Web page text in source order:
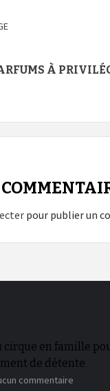
À
pour publier un
cirque en famille
de détente
commentaire